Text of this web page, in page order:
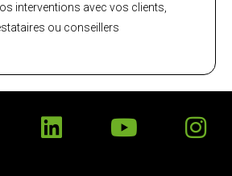
interventions avec vos clients,
ou conseillers